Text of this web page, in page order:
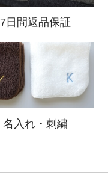
7日間返品保証
名入れ・刺繍